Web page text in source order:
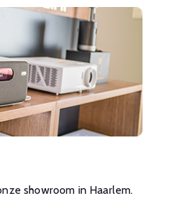
showroom in Haarlem.